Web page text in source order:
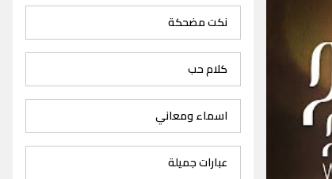
نكت مضحكة
كلام حب
اسماء ومعاني
عبارات جميلة